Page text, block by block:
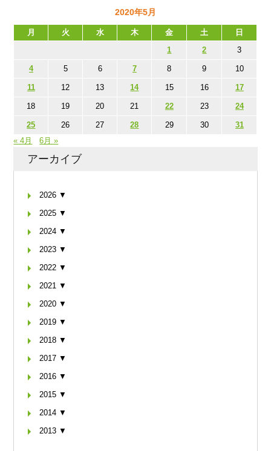
2020年5月
月 火 水 木 金 土
日
1
2 3
4 5 6 7 8 9 10
11 12 13 14 15 16 17
18 19 20 21 22 23 24
25 26 27 28 29 30
31
« 4月
6月 »
アーカイブ
2026 ▼
2025 ▼
2024 ▼
2023 ▼
2022 ▼
2021 ▼
2020 ▼
2019 ▼
2018 ▼
2017 ▼
2016 ▼
2015 ▼
2014 ▼
2013 ▼